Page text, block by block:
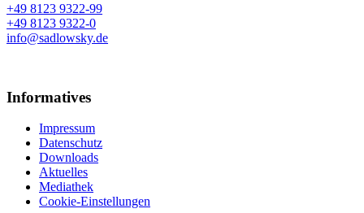
+49 8123 9322-99
+49 8123 9322-0
info@sadlowsky.de
Informatives
Impressum
Datenschutz
Downloads
Aktuelles
Mediathek
Cookie-Einstellungen